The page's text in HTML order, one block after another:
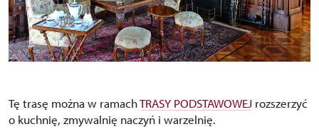
Tę trasę można w ramachTRASY PODSTAWOWEJ rozszerzyć
o kuchnię, zmywalnię naczyń i warzelnię.